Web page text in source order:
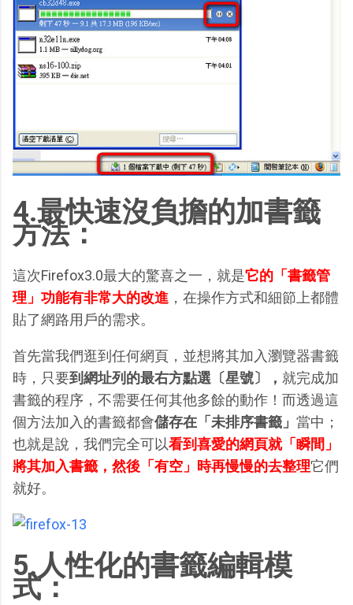
4.最快速沒負擔的加書籤
方法：
這次Firefox3.0最大的驚喜之一，就是它的「書籤管
理」功能有非常大的改進 ，在操作方式和細節上都體
貼了網路用戶的需求。
首先當我們逛到任何網頁，並想將其加入瀏覽器書籤
時，只要到網址列的最右方點選〔星號〕， 就完成加
書籤的程序，不需要任何其他多餘的動作！而透過這
個方法加入的書籤都會儲存在「未排序書籤」 當中；
也就是說，我們完全可以看到喜愛的網頁就「瞬間」
將其加入書籤，然後「有空」時再慢慢的去整理它們
就好。
5.人性化的書籤編輯模
式：